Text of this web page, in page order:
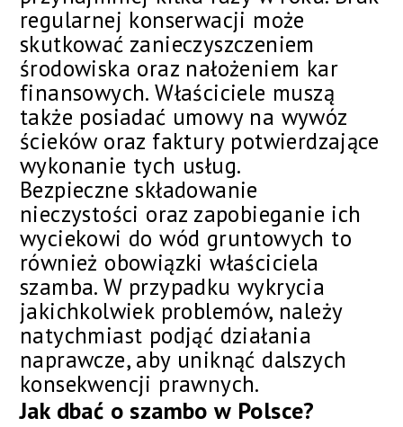
regularnej konserwacji może
skutkować zanieczyszczeniem
środowiska oraz nałożeniem kar
finansowych. Właściciele muszą
także posiadać umowy na wywóz
ścieków oraz faktury potwierdzające
wykonanie tych usług.
Bezpieczne składowanie
nieczystości oraz zapobieganie ich
wyciekowi do wód gruntowych to
również obowiązki właściciela
szamba. W przypadku wykrycia
jakichkolwiek problemów, należy
natychmiast podjąć działania
naprawcze, aby uniknąć dalszych
konsekwencji prawnych.
Jak dbać o szambo w Polsce?